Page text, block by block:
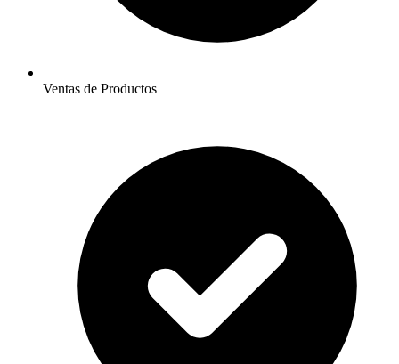
Ventas de Productos